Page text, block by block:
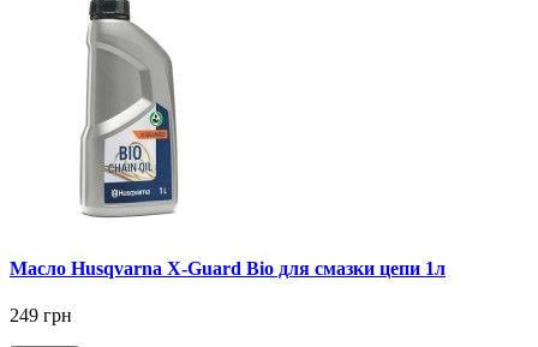
Масло Husqvarna X-Guard Bio для смазки цепи 1л
249 грн